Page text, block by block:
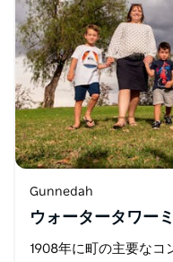
Gunnedah
ウォータータワー
1908年に町の主要なコ